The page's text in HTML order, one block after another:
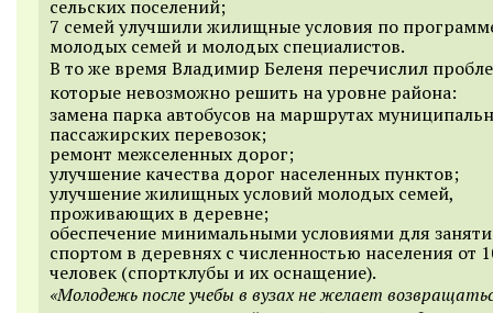
сельских поселений;
7 семей улучшили жилищные условия по
молодых семей и молодых специалистов.
В то же время Владимир Беленя перечислил
которые невозможно решить на уровне района:
замена парка автобусов на маршрутах
пассажирских перевозок;
ремонт межселенных дорог;
улучшение качества дорог населенных пунктов;
улучшение жилищных условий молодых семей,
проживающих в деревне;
обеспечение минимальными условиями для
спортом в деревнях с численностью населения от
человек (спортклубы и их оснащение).
«Молодежь после учебы в вузах не желает